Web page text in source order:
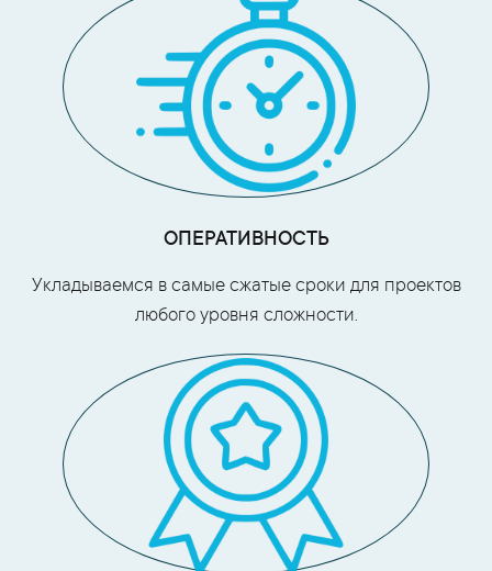
ОПЕРАТИВНОСТЬ
Укладываемся в самые сжатые сроки для проектов
любого уровня сложности.